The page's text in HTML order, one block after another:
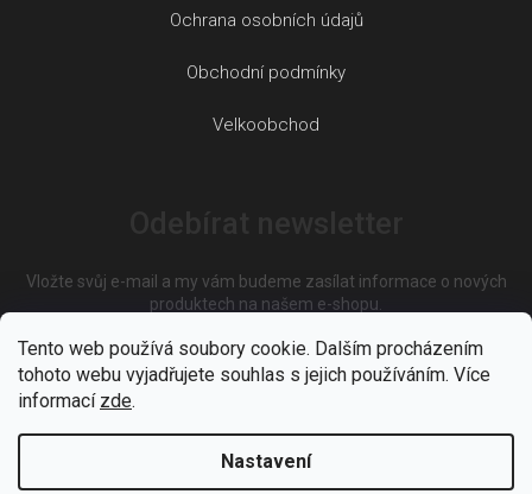
Tento web používá soubory cookie. Dalším procházením
tohoto webu vyjadřujete souhlas s jejich používáním. Více
informací zde.
Nastavení
Ochrana osobních údajů
Obchodní podmínky
Velkoobchod
Vložte svůj e-mail a my vám budeme zasílat informace o nových
produktech na našem e-shopu.
E-mail
Vložením e-mailu souhlasíte spodmínkami ochrany osobních